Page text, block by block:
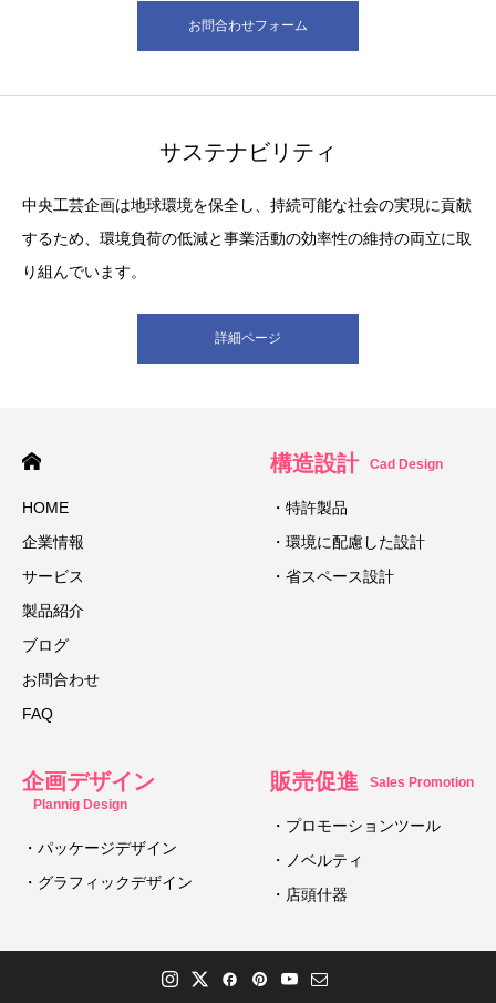
お問合わせフォーム
サステナビリティ
中央工芸企画は地球環境を保全し、持続可能な社会の実現に貢献
するため、環境負荷の低減と事業活動の効率性の維持の両立に取
り組んでいます。
詳細ページ
HOME
企業情報
サービス
製品紹介
ブログ
お問合わせ
FAQ
構造設計 Cad Design
・特許製品
・環境に配慮した設計
・省スペース設計
企画デザイン
Plannig Design
・パッケージデザイン
・グラフィックデザイン
販売促進 Sales Promotion
・プロモーションツール
・ノベルティ
・店頭什器